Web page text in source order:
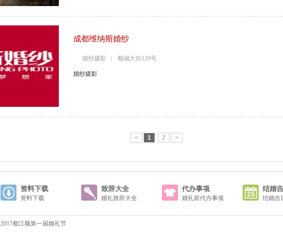
成都维纳斯婚纱
婚纱摄影 | 顺城大街129号
婚纱摄影
< 1 2 >
资料下载
资料下载
致辞大全
婚礼致辞大全
代办事项
婚礼前代办事项
结婚
结婚吉
2017都江堰第一届婚礼节